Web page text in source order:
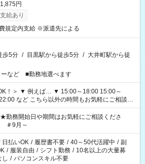
円
給あり
規定内支給 ※派遣先による
歩5分 / 目黒駅から徒歩5分 / 大井町駅から徒
ーなど ■勤務地選べます
18:00 15:00～
時間もお気軽にご相談く
務開始日や期間はお気軽にご相談くださ
＃9月～
日払いOK / 履歴書不要 / 40～50代活躍中 / 副
/ 服装自由 / シフト勤務 / 10名以上の大量募
し / パソコンスキル不要